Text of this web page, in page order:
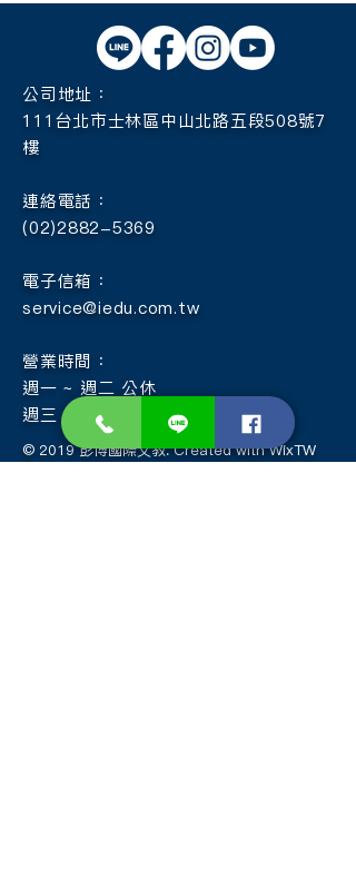
公司地址：
111台北市士林區中山北路五段508號7
樓
連絡電話：
(02)2882-5369
電子信箱：
service@iedu.com.tw
營業時間：
週一 ~ 週二 公休
週三 ~ 週日 09:00 ~ 18:00
© 2019 彭博國際文教. Created with WixTW